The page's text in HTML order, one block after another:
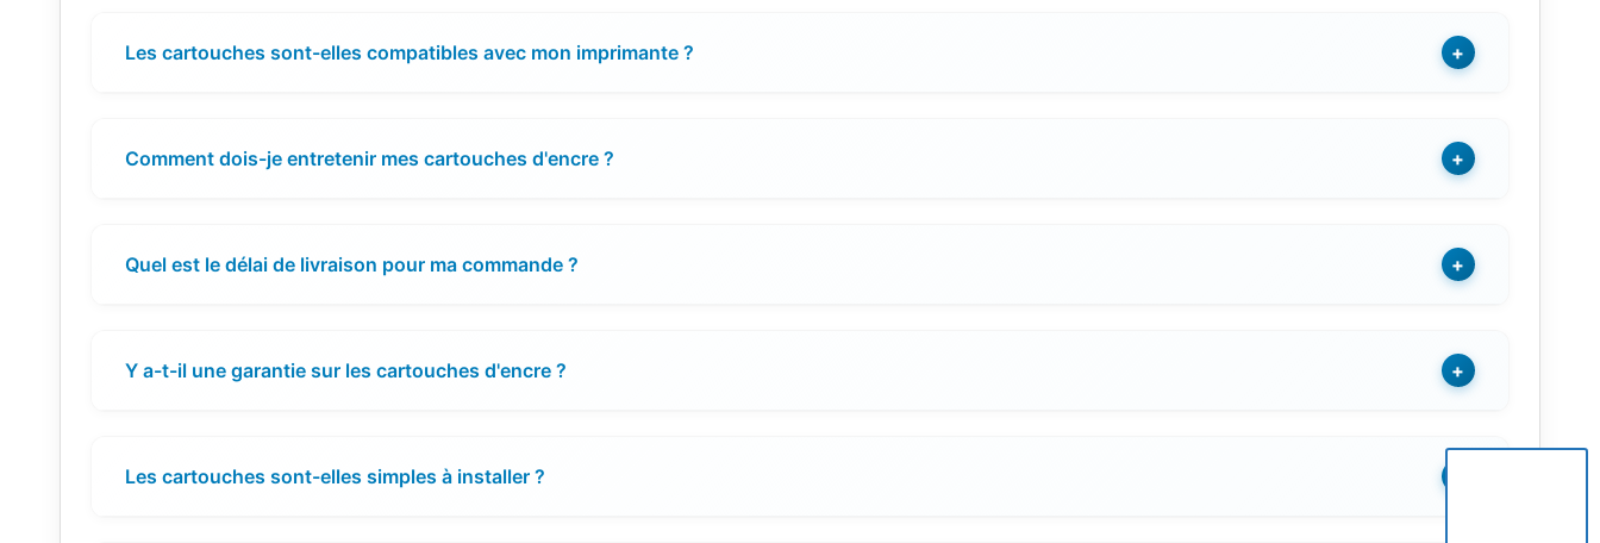
Les cartouches sont-elles compatibles avec mon imprimante ? +
Comment dois-je entretenir mes cartouches d'encre ? +
Quel est le délai de livraison pour ma commande ? +
Y a-t-il une garantie sur les cartouches d'encre ? +
Les cartouches sont-elles simples à installer ?